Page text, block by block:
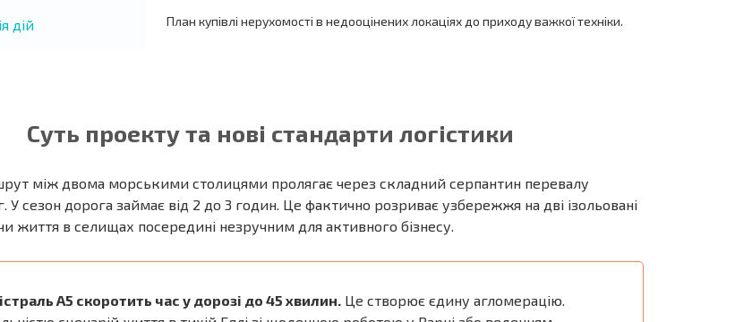
дій План купівлі нерухомості в недооцінених локаціях до приходу важкої техніки.
Суть проекту та нові стандарти логістики
між двома морськими столицями пролягає через складний серпантин перевалу
У сезон дорога займає від 2 до 3 годин. Це фактично розриває узбережжя на дві ізольовані
життя в селищах посередині незручним для активного бізнесу.
А5 скоротить час у дорозі до 45 хвилин. Це створює єдину агломерацію.